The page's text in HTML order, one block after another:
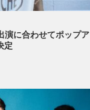
演に合わせてポップア
定